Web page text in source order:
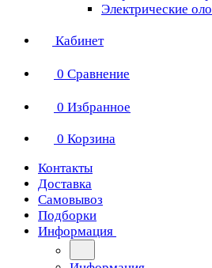
Электрические
Кабинет
0 Сравнение
0 Избранное
0 Корзина
Контакты
Доставка
Самовывоз
Подборки
Информация